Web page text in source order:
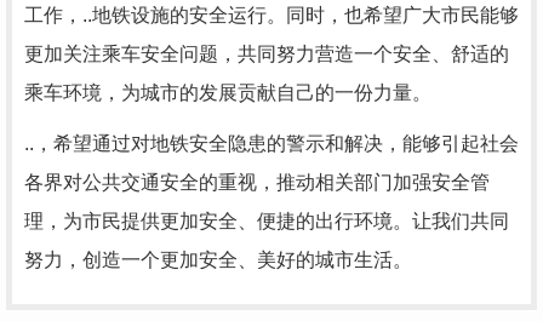
工作，..地铁设施的安全运行。同时，也希望广大市民能够
更加关注乘车安全问题，共同努力营造一个安全、舒适的
乘车环境，为城市的发展贡献自己的一份力量。
..，希望通过对地铁安全隐患的警示和解决，能够引起社会
各界对公共交通安全的重视，推动相关部门加强安全管
理，为市民提供更加安全、便捷的出行环境。让我们共同
努力，创造一个更加安全、美好的城市生活。